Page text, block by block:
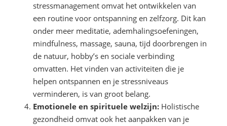
stressmanagement omvat het ontwikkelen van
een routine voor ontspanning en zelfzorg. Dit kan
onder meer meditatie, ademhalingsoefeningen,
mindfulness, massage, sauna, tijd doorbrengen in
de natuur, hobby’s en sociale verbinding
omvatten. Het vinden van activiteiten die je
helpen ontspannen en je stressniveaus
verminderen, is van groot belang.
Emotionele en spirituele welzijn: Holistische
gezondheid omvat ook het aanpakken van je